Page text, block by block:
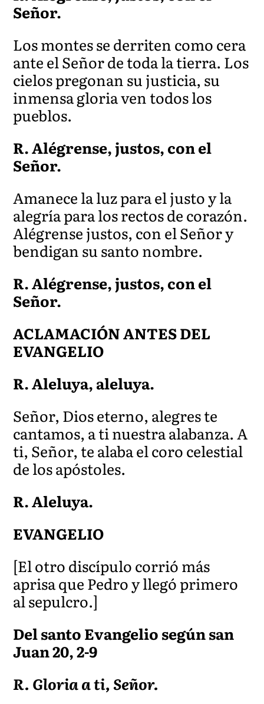
Señor.
Los montes se derriten como cera
ante el Señor de toda la tierra. Los
cielos pregonan su justicia, su
inmensa gloria ven todos los
pueblos.
R. Alégrense, justos, con el
Señor.
Amanece la luz para el justo y la
alegría para los rectos de corazón.
Alégrense justos, con el Señor y
bendigan su santo nombre.
R. Alégrense, justos, con el
Señor.
ACLAMACIÓN ANTES DEL
EVANGELIO
R. Aleluya, aleluya.
Señor, Dios eterno, alegres te
cantamos, a ti nuestra alabanza. A
ti, Señor, te alaba el coro celestial
de los apóstoles.
R. Aleluya.
EVANGELIO
[El otro discípulo corrió más
aprisa que Pedro y llegó primero
al sepulcro.]
Del santo Evangelio según san
Juan 20, 2-9
R. Gloria a ti, Señor.